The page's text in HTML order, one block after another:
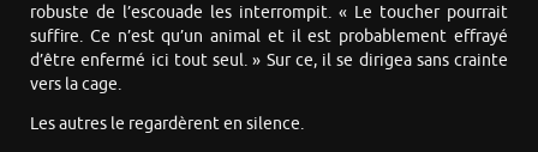
robuste de l’escouade les interrompit. « Le toucher pourrait
suffire. Ce n’est qu’un animal et il est probablement effrayé
d’être enfermé ici tout seul. » Sur ce, il se dirigea sans crainte
vers la cage.
Les autres le regardèrent en silence.